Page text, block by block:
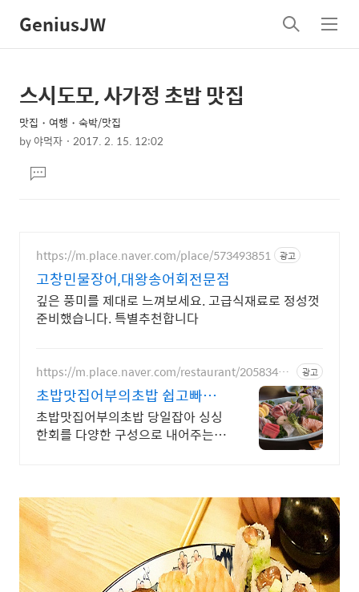
GeniusJW
검
색
메
뉴
상
세
컨
텐
츠
본
제
목
스시도모, 사가정 초밥 맛집
맛집・여행・숙박/맛집
by야먹자 2017. 2. 15. 12:02
문댓
글
https://m.place.naver.com/place/573493851 광고
고창민물장어,대왕송어회전문점
깊은 풍미를 제대로 느껴보세요. 고급식재료로 정성껏
준비했습니다. 특별추천합니다
https://m.place.naver.com/restaurant/20583452
58
광고
초밥맛집어부의초밥 쉽고빠른
네이버예약
초밥맛집어부의초밥 당일잡아 싱싱
한회를 다양한 구성으로 내어주는